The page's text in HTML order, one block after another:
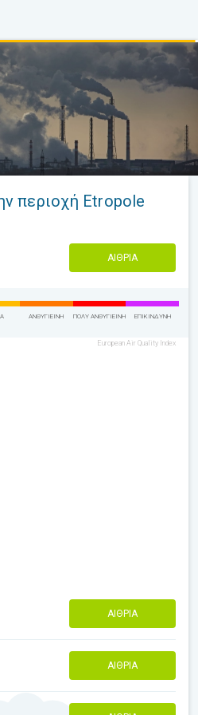
περιοχή Etropole
ΑΊΘΡΙΑ
ΑΝΘΥΓΙΕΙΝΉ ΠΟΛΎ ΑΝΘΥΓΙΕΙΝΉ ΕΠΙΚΊΝΔΥΝΗ
European Air Quality Index
ΑΊΘΡΙΑ
ΑΊΘΡΙΑ